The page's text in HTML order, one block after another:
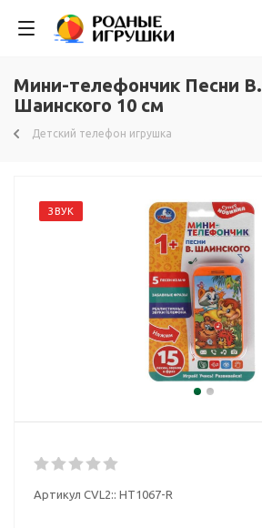
Мини-телефончик Песни В.
Шаинского 10 см
Детский телефон игрушка
ЗВУК
Артикул CVL2:: HT1067-R